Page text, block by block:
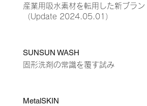
産業用吸水素材を転用した新ブラ
（Update 2024.05.01）
SUNSUN WASH
固形洗剤の常識を覆す試み
MetalSKIN